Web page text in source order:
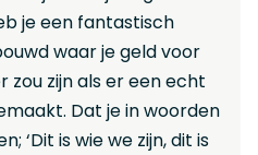
je een fantastisch
waar je geld voor
zou zijn als er een echt
Dat je in woorden
‘Dit is wie we zijn, dit is